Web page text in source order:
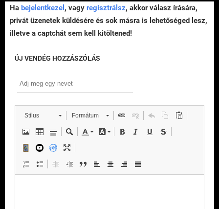
Ha bejelentkezel , vagy regisztrálsz, akkor válasz írására,
privát üzenetek küldésére és sok másra is lehetőséged lesz,
illetve a captchát sem kell kitöltened!
ÚJ VENDÉG HOZZÁSZÓLÁS
Stílus Formátum